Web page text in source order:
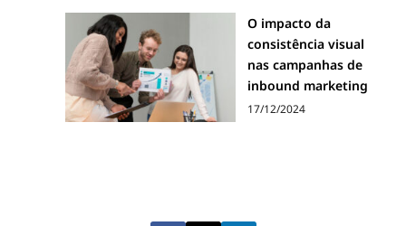
O impacto da
consistência visual
nas campanhas de
inbound marketing
17/12/2024